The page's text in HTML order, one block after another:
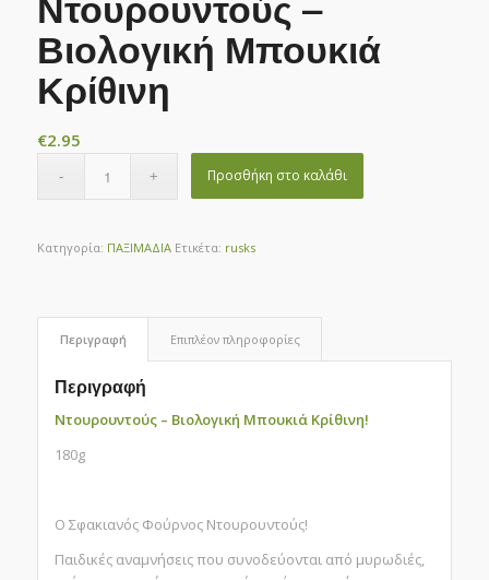
Ντουρουντούς –
Βιολογική Μπουκιά
Κρίθινη
€2.95
Προσθήκη στο καλάθι
Κατηγορία: ΠΑΞΙΜΑΔΙΑ Ετικέτα: rusks
Περιγραφή Επιπλέον πληροφορίες
Περιγραφή
Ντουρουντούς – Βιολογική Μπουκιά Κρίθινη!
180g
Ο Σφακιανός Φούρνος Ντουρουντούς!
Παιδικές αναμνήσεις που συνοδεύονται από μυρωδιές,